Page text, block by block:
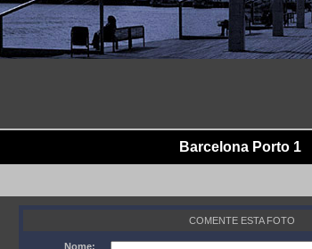
Barcelona Porto 1
COMENTE ESTA FOTO
Nome: